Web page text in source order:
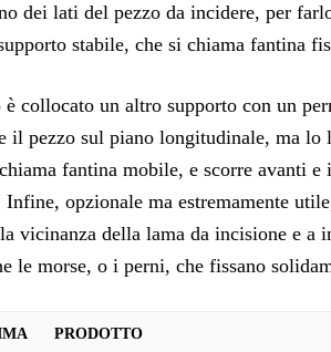
dei lati del pezzo da incidere, per
stabile, che si chiama fantina
collocato un altro supporto con un
il pezzo sul piano longitudinale, ma lo
fantina mobile, e scorre avanti
Infine, opzionale ma estremamente
vicinanza della lama da incisione e a
le morse, o i perni, che fissano
PRODOTTO